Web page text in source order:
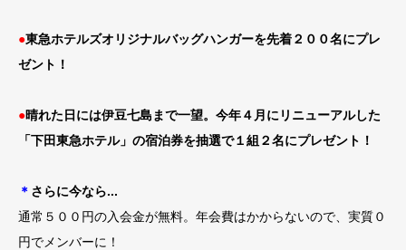
●東急ホテルズオリジナルバッグハンガーを先着２００名にプレ
ゼント！
●晴れた日には伊豆七島まで一望。今年４月にリニューアルした
「下田東急ホテル」の宿泊券を抽選で１組２名にプレゼント！
＊ さらに今なら...
通常５００円の入会金が無料。年会費はかからないので、実質０
円でメンバーに！